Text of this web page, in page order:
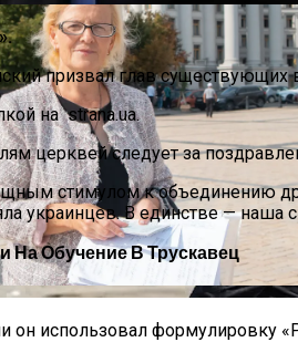
На Тарифы Трампа: Что Стоит
Гаити: Ужасающая
Украинка, Депортированная
призвал глав существующих
на strana.ua.
церквей следует за
стимулом к объединению
украинцев. В единстве — наша
На Обучение В Трускавец
он использовал формулировку